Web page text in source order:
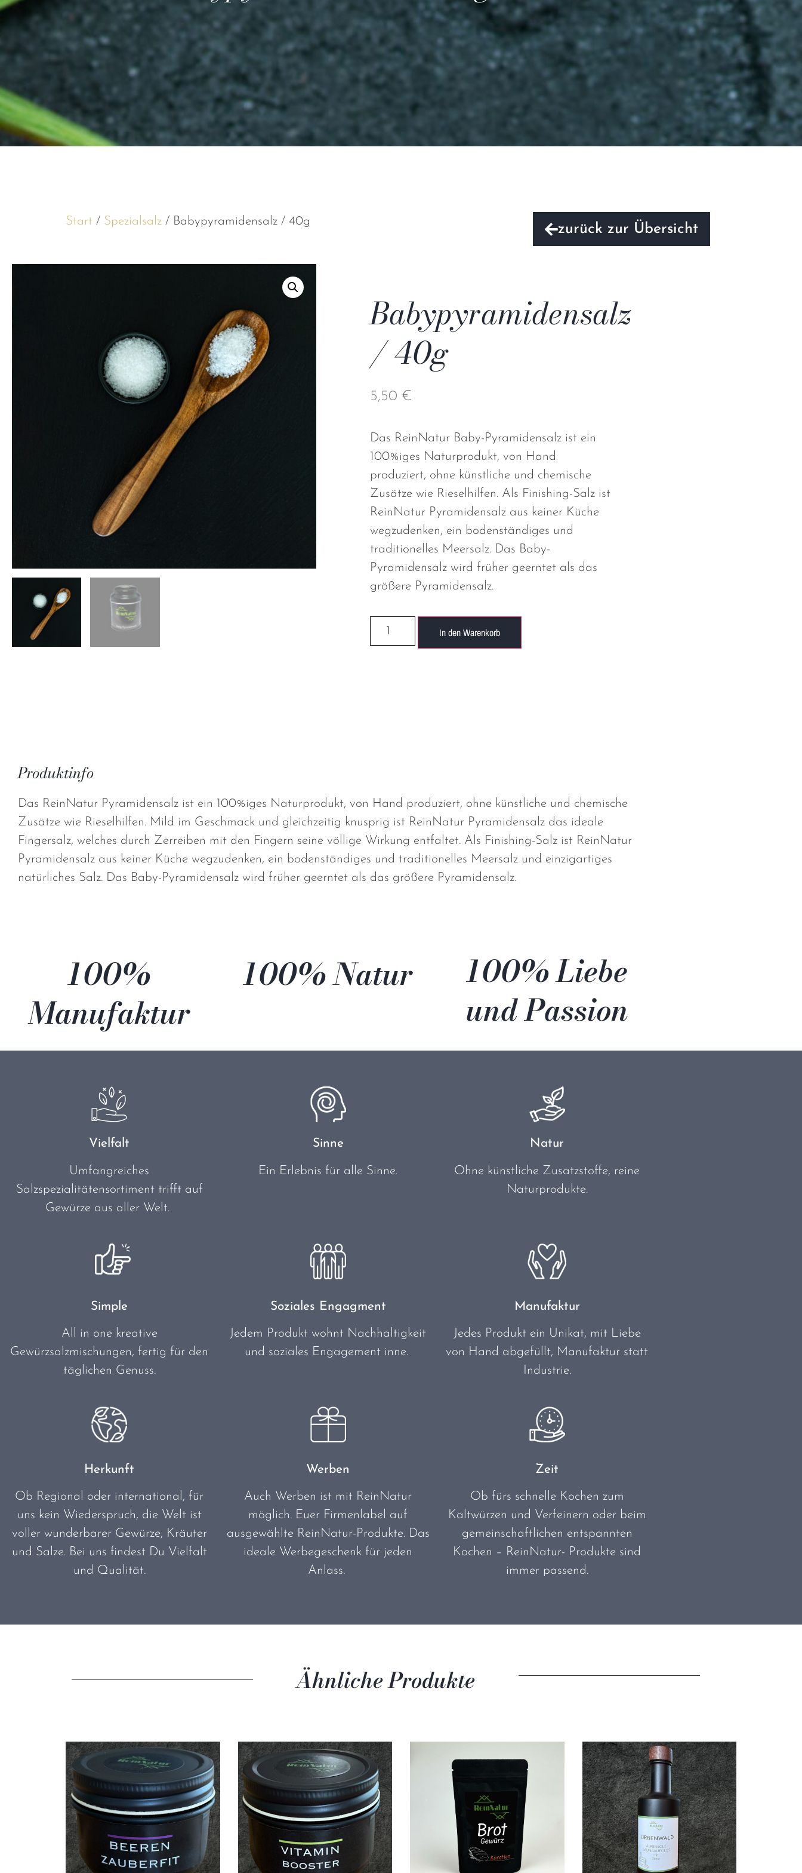
Start / Spezialsalz / Babypyramidensalz / 40g
zurück zur Übersicht
Babypyramidensalz
/ 40g
5,50 €
Das ReinNatur Baby-Pyramidensalz ist ein
100%iges Naturprodukt, von Hand
produziert, ohne künstliche und chemische
Zusätze wie Rieselhilfen. Als Finishing-Salz ist
ReinNatur Pyramidensalz aus keiner Küche
wegzudenken, ein bodenständiges und
traditionelles Meersalz. Das Baby-
Pyramidensalz wird früher geerntet als das
größere Pyramidensalz.
In den Warenkorb
Produktinfo
Das ReinNatur Pyramidensalz ist ein 100%iges Naturprodukt, von Hand produziert, ohne künstliche und chemische
Zusätze wie Rieselhilfen. Mild im Geschmack und gleichzeitig knusprig ist ReinNatur Pyramidensalz das ideale
Fingersalz, welches durch Zerreiben mit den Fingern seine völlige Wirkung entfaltet. Als Finishing-Salz ist ReinNatur
Pyramidensalz aus keiner Küche wegzudenken, ein bodenständiges und traditionelles Meersalz und einzigartiges
natürliches Salz. Das Baby-Pyramidensalz wird früher geerntet als das größere Pyramidensalz.
100%
Manufaktur
100% Natur
100% Liebe
und Passion
Vielfalt
Umfangreiches
Salzspezialitätensortiment trifft auf
Gewürze aus aller Welt.
Sinne
Ein Erlebnis für alle Sinne.
Natur
Ohne künstliche Zusatzstoffe, reine
Naturprodukte.
Simple
All in one kreative
Gewürzsalzmischungen, fertig für den
täglichen Genuss.
Soziales Engagment
Jedem Produkt wohnt Nachhaltigkeit
und soziales Engagement inne.
Manufaktur
Jedes Produkt ein Unikat, mit Liebe
von Hand abgefüllt, Manufaktur statt
Industrie.
Herkunft
Ob Regional oder international, für
uns kein Wiederspruch, die Welt ist
voller wunderbarer Gewürze, Kräuter
und Salze. Bei uns findest Du Vielfalt
und Qualität.
Werben
Auch Werben ist mit ReinNatur
möglich. Euer Firmenlabel auf
ausgewählte ReinNatur-Produkte. Das
ideale Werbegeschenk für jeden
Anlass.
Zeit
Ob fürs schnelle Kochen zum
Kaltwürzen und Verfeinern oder beim
gemeinschaftlichen entspannten
Kochen – ReinNatur- Produkte sind
immer passend.
Ähnliche Produkte